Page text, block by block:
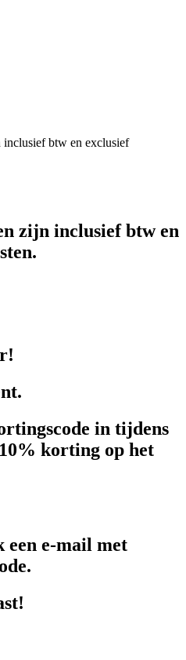
btw en exclusief
zijn inclusief btw en
in tijdens
korting op het
een e-mail met